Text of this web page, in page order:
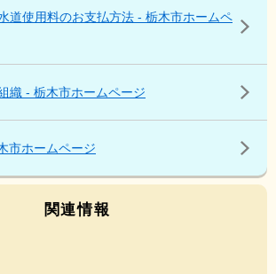
道使用料のお支払方法 - 栃木市ホームペ
織 - 栃木市ホームページ
市ホームページ
関連情報